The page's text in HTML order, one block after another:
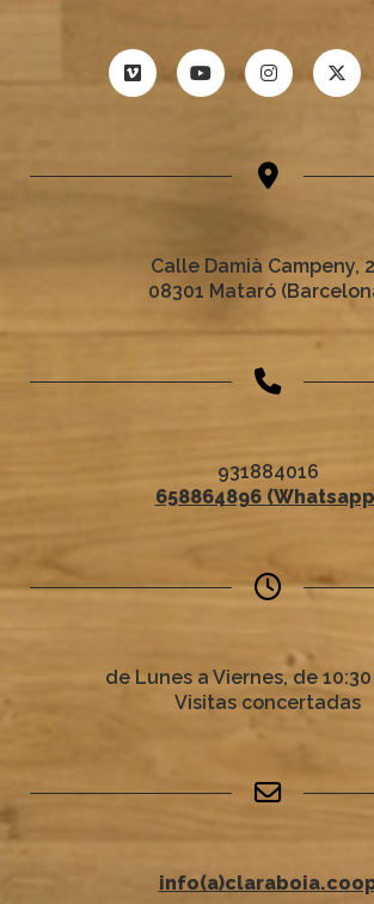
Calle Damià Campeny,
08301 Mataró
931884016
658864896
de Lunes a Viernes, de 10:30
Visitas concertadas